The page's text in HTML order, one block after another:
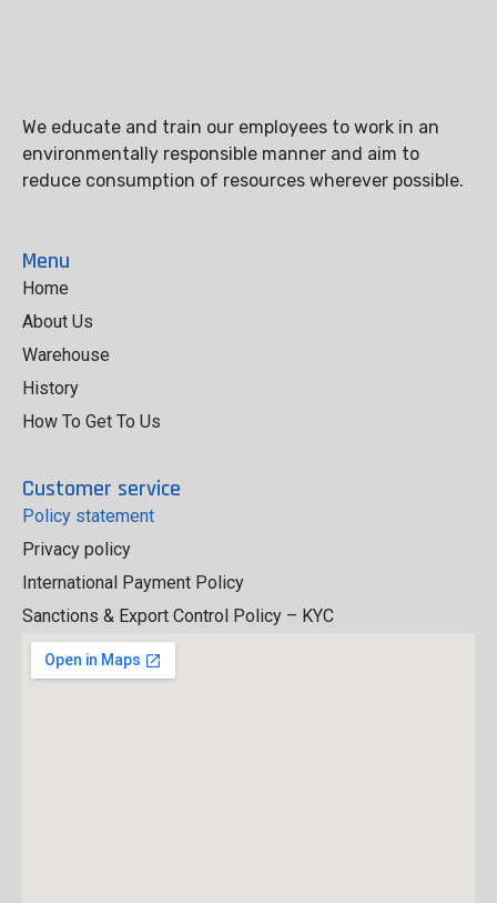
We educate and train our employees to work in an
environmentally responsible manner and aim to
reduce consumption of resources wherever possible.
Menu
Home
About Us
Warehouse
History
How To Get To Us
Customer service
Policy statement
Privacy policy
International Payment Policy
Sanctions & Export Control Policy – KYC